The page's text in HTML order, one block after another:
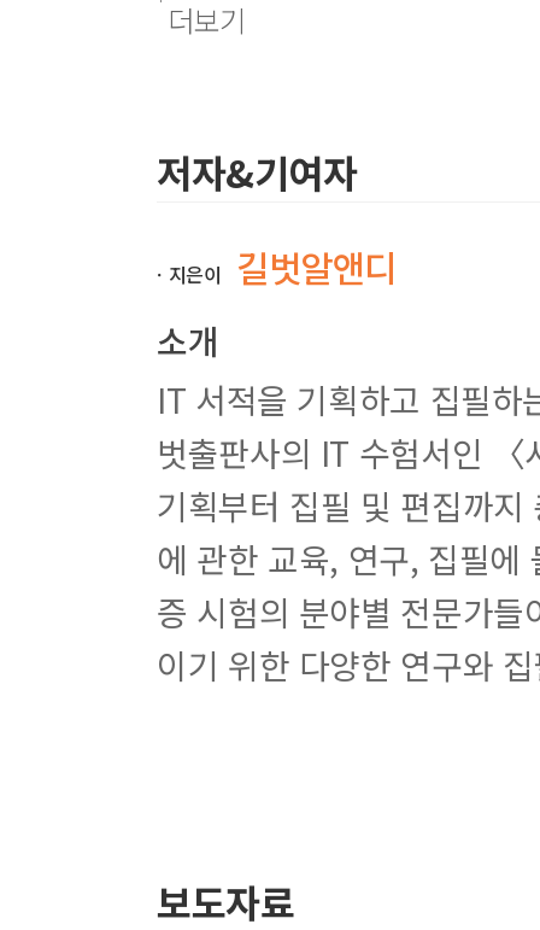
2. 기출문제 5회
3. 최종점검 모의고사
서 등록 방법은 본서 5쪽을 참고하세요!
더보기
저자&기여자
ㆍ지은이 길벗알앤디
소개
IT 서적을 기획하고 집필
벗출판사의 IT 수험서인
기획부터 집필 및 편집까
에 관한 교육, 연구, 집필에
증 시험의 분야별 전문가
이기 위한 다양한 연구와
보도자료